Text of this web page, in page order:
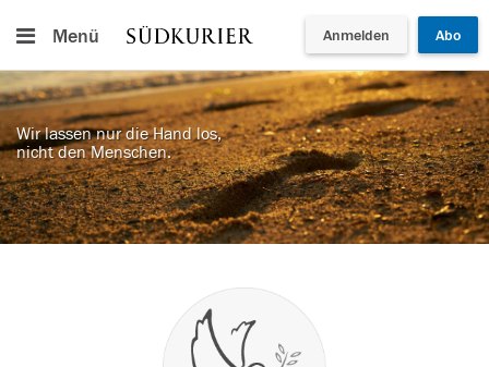
Menü Anmelden Abo
Wir lassen nur die Hand los,
nicht den Menschen.